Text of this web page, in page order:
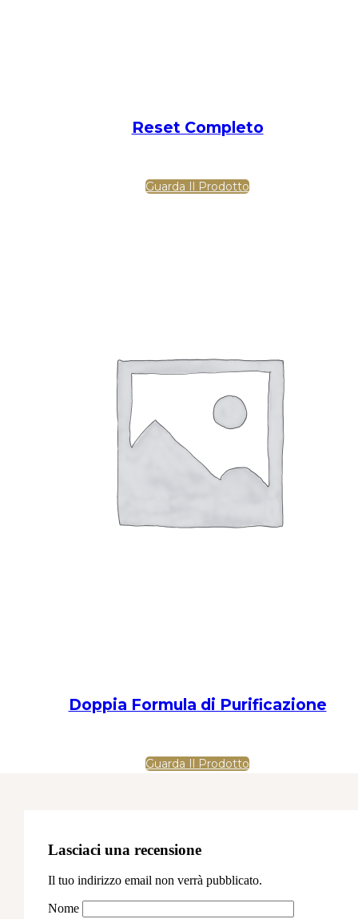
Reset Completo
Guarda Il Prodotto
Doppia Formula di Purificazione
Guarda Il Prodotto
Lasciaci una recensione
Il tuo indirizzo email non verrà pubblicato.
Nome